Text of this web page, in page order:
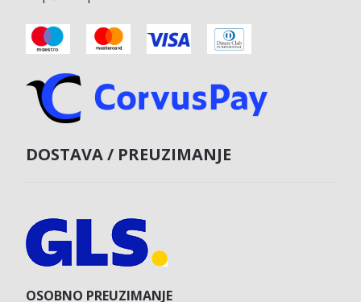
DOSTAVA / PREUZIMANJE
OSOBNO PREUZIMANJE